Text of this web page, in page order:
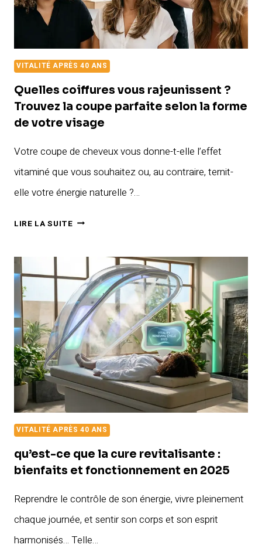
40
ANS
VITALITÉ APRÈS 40 ANS
Quelles coiffures vous rajeunissent ?
Trouvez la coupe parfaite selon la forme
de votre visage
Votre coupe de cheveux vous donne-t-elle l’effet
vitaminé que vous souhaitez ou, au contraire, ternit-
elle votre énergie naturelle ?…
LIRE LA SUITEQUELLES
RAJEUNISSENT
TROUVEZ
LA
COUPE
PARFAITE
SELON
LA
FORME
VOTRE
VISAGE
VITALITÉ APRÈS 40 ANS
qu’est-ce que la cure revitalisante :
bienfaits et fonctionnement en 2025
Reprendre le contrôle de son énergie, vivre pleinement
chaque journée, et sentir son corps et son esprit
harmonisés… Telle…